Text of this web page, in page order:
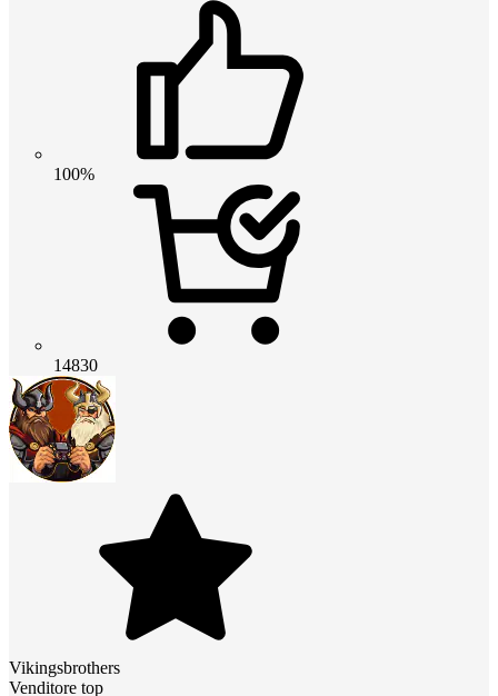
100%
14830
Vikingsbrothers
Venditore top